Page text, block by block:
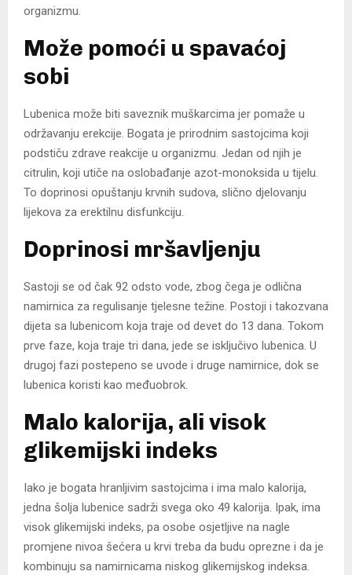
organizmu.
Može pomoći u spavaćoj
sobi
Lubenica može biti saveznik muškarcima jer pomaže u
održavanju erekcije. Bogata je prirodnim sastojcima koji
podstiču zdrave reakcije u organizmu. Jedan od njih je
citrulin, koji utiče na oslobađanje azot-monoksida u tijelu.
To doprinosi opuštanju krvnih sudova, slično djelovanju
lijekova za erektilnu disfunkciju.
Doprinosi mršavljenju
Sastoji se od čak 92 odsto vode, zbog čega je odlična
namirnica za regulisanje tjelesne težine. Postoji i takozvana
dijeta sa lubenicom koja traje od devet do 13 dana. Tokom
prve faze, koja traje tri dana, jede se isključivo lubenica. U
drugoj fazi postepeno se uvode i druge namirnice, dok se
lubenica koristi kao međuobrok.
Malo kalorija, ali visok
glikemijski indeks
Iako je bogata hranljivim sastojcima i ima malo kalorija,
jedna šolja lubenice sadrži svega oko 49 kalorija. Ipak, ima
visok glikemijski indeks, pa osobe osjetljive na nagle
promjene nivoa šećera u krvi treba da budu oprezne i da je
kombinuju sa namirnicama niskog glikemijskog indeksa.